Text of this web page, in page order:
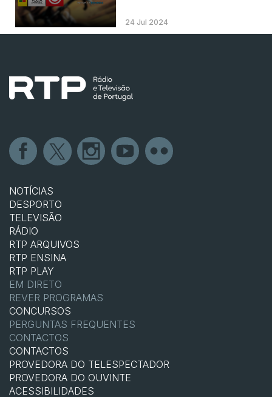
24 Jul 2024
NOTÍCIAS
DESPORTO
TELEVISÃO
RÁDIO
RTP ARQUIVOS
RTP ENSINA
RTP PLAY
EM DIRETO
REVER PROGRAMAS
CONCURSOS
PERGUNTAS FREQUENTES
CONTACTOS
CONTACTOS
PROVEDORA DO TELESPECTADOR
PROVEDORA DO OUVINTE
ACESSIBILIDADES